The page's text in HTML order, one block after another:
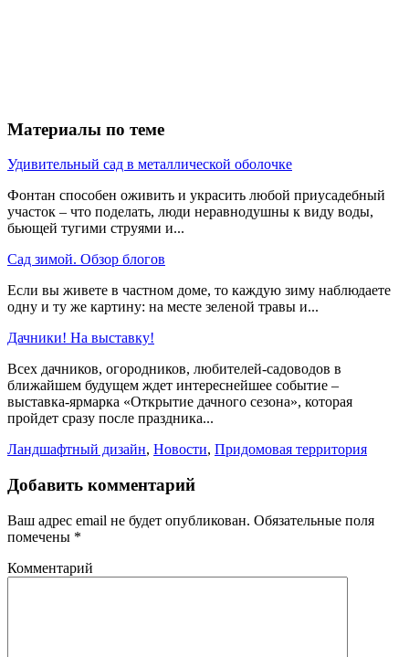
Материалы по теме
Удивительный сад в металлической оболочке
Фонтан способен оживить и украсить любой приусадебный
участок – что поделать, люди неравнодушны к виду воды,
бьющей тугими струями и...
Сад зимой. Обзор блогов
Если вы живете в частном доме, то каждую зиму наблюдаете
одну и ту же картину: на месте зеленой травы и...
Дачники! На выставку!
Всех дачников, огородников, любителей-садоводов в
ближайшем будущем ждет интереснейшее событие –
выставка-ярмарка «Открытие дачного сезона», которая
пройдет сразу после праздника...
Ландшафтный дизайн, Новости, Придомовая территория
Добавить комментарий
Ваш адрес email не будет опубликован. Обязательные поля
помечены *
Комментарий